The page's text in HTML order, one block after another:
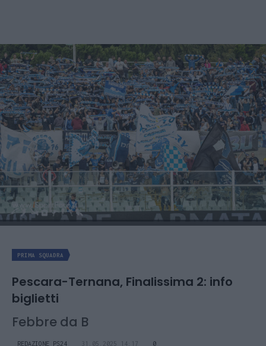
PRIMA SQUADRA
Pescara-Ternana, Finalissima 2: info
biglietti
Febbre da B
REDAZIONE PS24 31.05.2025 14:17 0